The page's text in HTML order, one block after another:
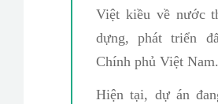
Việt kiều về nước
dựng, phát triển
Chính phủ Việt Nam.
Hiện tại, dự án